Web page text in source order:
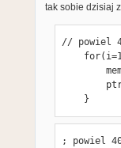
tak sobie dzisiaj
// powiel
        memcpy(ptr, video_ptr, 40);
    }
; powiel